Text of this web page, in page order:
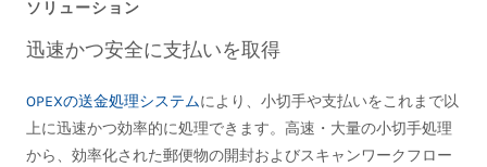
ソリューション
迅速かつ安全に支払いを取得
OPEXの送金処理システムにより、小切手や支払いをこれまで以
上に迅速かつ効率的に処理できます。高速・大量の小切手処理
から、効率化された郵便物の開封およびスキャンワークフロー